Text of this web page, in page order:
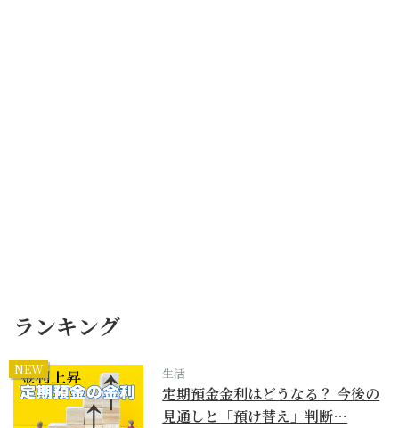
ランキング
NEW 生活
定期預金金利はどうなる？ 今後の
見通しと「預け替え」判断…